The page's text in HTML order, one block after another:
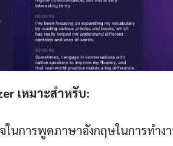
เหมาะสำหรับ:
ในการพูดภาษาอังกฤษในการทำ